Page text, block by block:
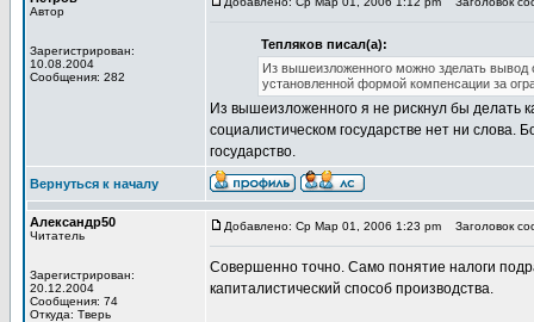
Автор
Зарегистрирован:
10.08.2004
Сообщения: 282
Тепляков писал(а):
Из вышеизложенного можно зделать вывод
установленной формой компенсации за
Из вышеизложенного я не рискнул бы делать
социалистическом государстве нет ни слова.
государство.
Вернуться к началу
Александр50
Читатель
Зарегистрирован:
20.12.2004
Сообщения: 74
Откуда: Тверь
Добавлено: Ср Мар 01, 2006 1:23 pm Заголовок
Совершенно точно. Само понятие налоги
капиталистический способ производства.